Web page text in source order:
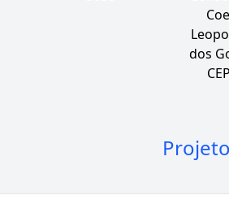
dos